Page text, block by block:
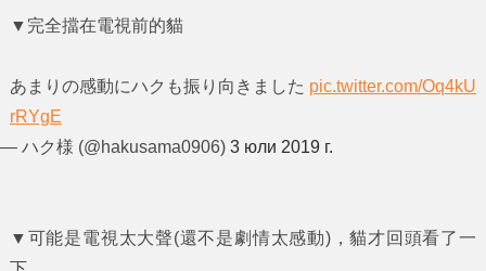
▼完全擋在電視前的貓
あまりの感動にハクも振り向きました pic.twitter.com/Oq4kU
rRYgE
— ハク様 (@hakusama0906) 3 юли 2019 г.
▼可能是電視太大聲(還不是劇情太感動)，貓才回頭看了一